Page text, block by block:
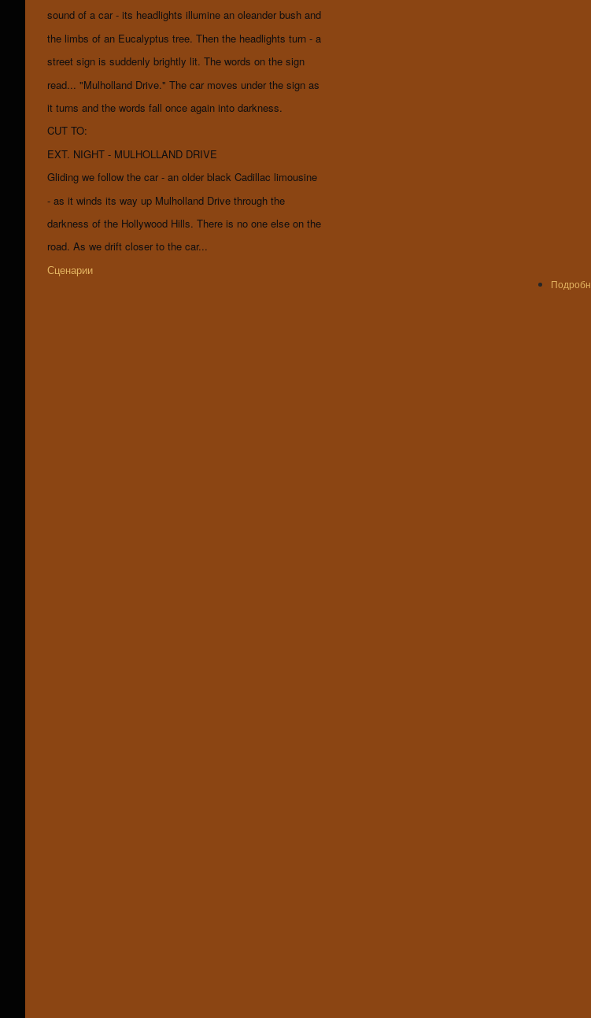
sound of a car - its headlights illumine an oleander bush and
the limbs of an Eucalyptus tree. Then the headlights turn - a
street sign is suddenly brightly lit. The words on the sign
read... "Mulholland Drive." The car moves under the sign as
it turns and the words fall once again into darkness.
CUT TO:
EXT. NIGHT - MULHOLLAND DRIVE
Gliding we follow the car - an older black Cadillac limousine
- as it winds its way up Mulholland Drive through the
darkness of the Hollywood Hills. There is no one else on the
road. As we drift closer to the car...
Сценарии